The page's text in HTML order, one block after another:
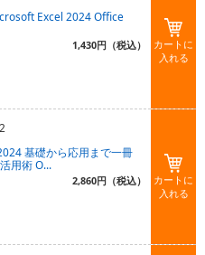
カートに
入れる
Excel 2024 Office
1,430円（税込）
カートに
入れる
基礎から応用まで一冊
用術 O...
2,860円（税込）